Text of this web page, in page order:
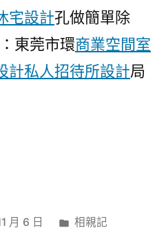
戶〉
宅設計孔做簡單除
東莞市環商業空間室
計私人招待所設計局
月 6 日
分
相親記